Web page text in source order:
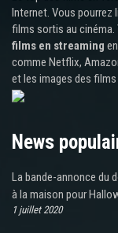
Internet. Vous pourrez
films sortis au cinéma.
films en streaming
comme Netflix,
et les images des
News
La bande-annonce du
à la maison pour
1 juillet 2020